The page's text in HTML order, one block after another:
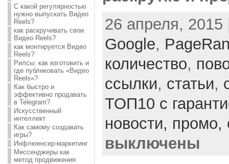
С какой регулярностью
нужно выпускать Видео
Reels?
как раскручивать свои
Видео Reels?
как монтируется Видео
Reels?
Рилсы: как изготовить и
где публиковать «Видео
Reels»?
Как быстро и
эффективно продавать
в Telegram?
Искусственный
интеллект
Как самому создавать
игры?
Инфлюенсер-маркетинг
Мессенджеры как
метод продвижения
26 апреля,
Google,
количество,
ссылки, статьи,
ТОП10 с
новости, промо,
выключены